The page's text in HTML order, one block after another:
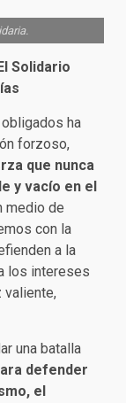
Solidario
ha
forzoso,
que nunca
y vacío en el
medio de
con la
a la
los intereses
valiente,
una batalla
defender
el